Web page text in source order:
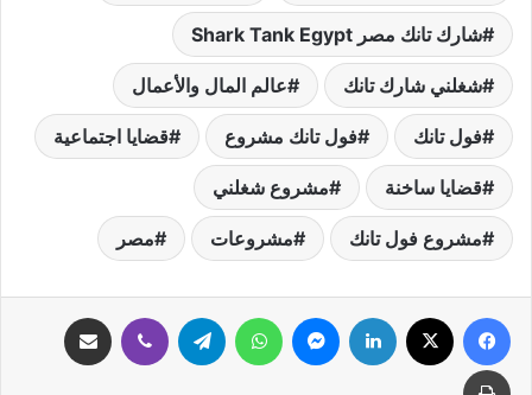
شارك تانك مصر Shark Tank Egypt
شغلني شارك تانك عالم المال والأعمال
فول تانك فول تانك مشروع قضايا اجتماعية
قضايا ساخنة مشروع شغلني
مشروع فول تانك مشروعات مصر
فيسبوك لينكدإن ماسنجر واتساب تيلقرام ڤايبر
طباعة